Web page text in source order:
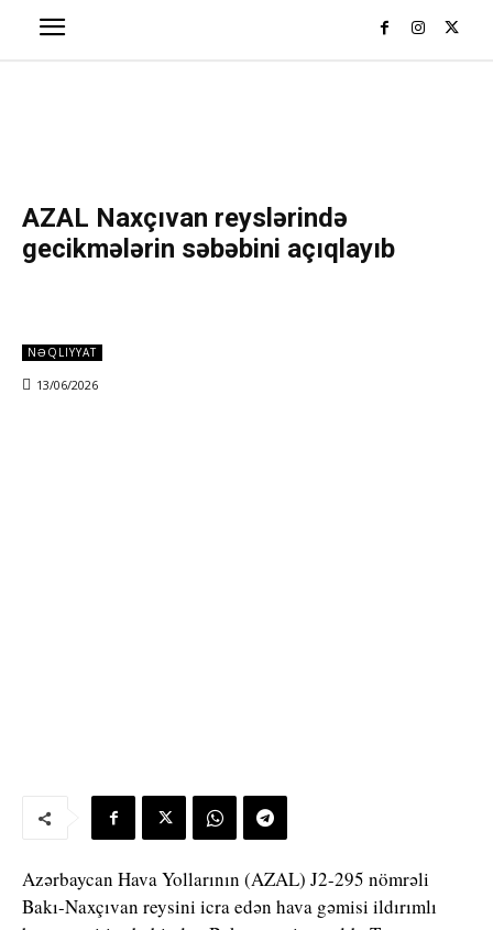
AZAL Naxçıvan reyslərində
gecikmələrin səbəbini açıqlayıb
NƏQLIYYAT
13/06/2026
Azərbaycan Hava Yollarının (AZAL) J2-295 nömrəli
Bakı-Naxçıvan reysini icra edən hava gəmisi ildırımlı